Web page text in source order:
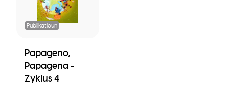
Publikatioun
Papageno,
Papagena -
Zyklus 4